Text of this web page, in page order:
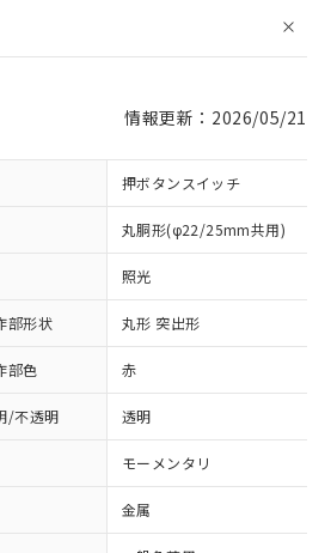
情報更新：2026/05/21
押ボタンスイッチ
丸胴形(φ22/25mm共用)
照光
部形状 丸形 突出形
部色 赤
/不透明 透明
モーメンタリ
金属